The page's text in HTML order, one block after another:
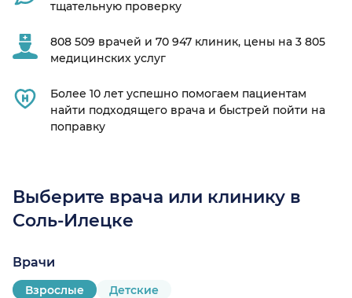
тщательную проверку
808 509 врачей и 70 947 клиник, цены на 3 805
медицинских услуг
Более 10 лет успешно помогаем пациентам
найти подходящего врача и быстрей пойти на
поправку
Выберите врача или клинику в
Соль-Илецке
Врачи
Взрослые Детские